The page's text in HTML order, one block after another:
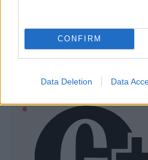
CONFIRM
Data Deletion Data
Napi horoszkóp: Az Ikrekre
Russell Crowe nemcsak
brutálisan ki is gyúrta magát